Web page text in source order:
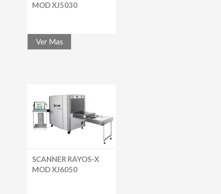
MOD XJ5030
Ver Mas
SCANNER RAYOS-X
MOD XJ6050